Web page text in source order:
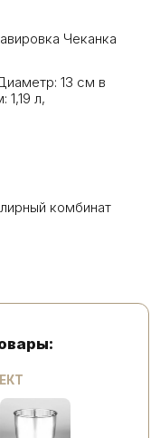
Чеканка
13 см в
1,19 л,
комбинат